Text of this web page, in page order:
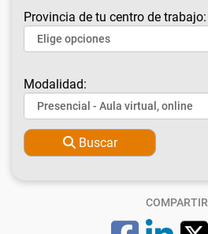
Provincia de tu centro de trabajo:
Modalidad:
Buscar
COMPARTIR